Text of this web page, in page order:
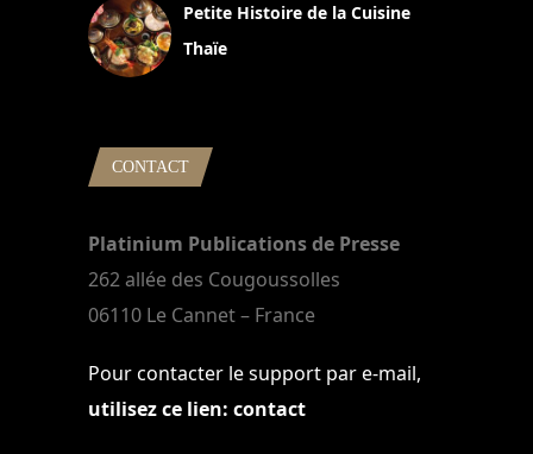
Petite Histoire de la Cuisine
Thaïe
CONTACT
Platinium Publications de Presse
262 allée des Cougoussolles
06110 Le Cannet – France
Pour contacter le support par e-mail,
utilisez ce lien: contact